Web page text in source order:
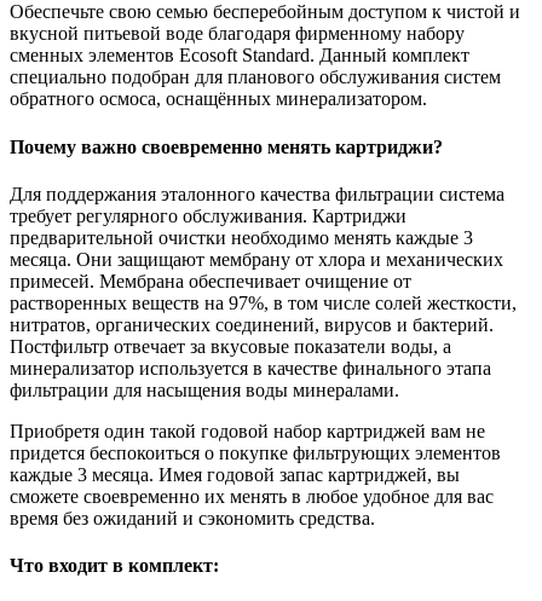
Обеспечьте свою семью бесперебойным доступом к чистой и
вкусной питьевой воде благодаря фирменному набору
сменных элементов Ecosoft Standard. Данный комплект
специально подобран для планового обслуживания систем
обратного осмоса, оснащённых минерализатором.
Почему важно своевременно менять картриджи?
Для поддержания эталонного качества фильтрации система
требует регулярного обслуживания. Картриджи
предварительной очистки необходимо менять каждые 3
месяца. Они защищают мембрану от хлора и механических
примесей. Мембрана обеспечивает очищение от
растворенных веществ на 97%, в том числе солей жесткости,
нитратов, органических соединений, вирусов и бактерий.
Постфильтр отвечает за вкусовые показатели воды, а
минерализатор используется в качестве финального этапа
фильтрации для насыщения воды минералами.
Приобретя один такой годовой набор картриджей вам не
придется беспокоиться о покупке фильтрующих элементов
каждые 3 месяца. Имея годовой запас картриджей, вы
сможете своевременно их менять в любое удобное для вас
время без ожиданий и сэкономить средства.
Что входит в комплект: